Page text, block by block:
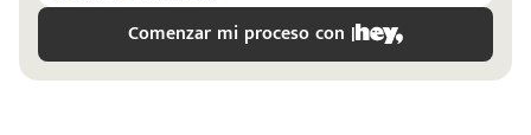
Comenzar mi proceso con |